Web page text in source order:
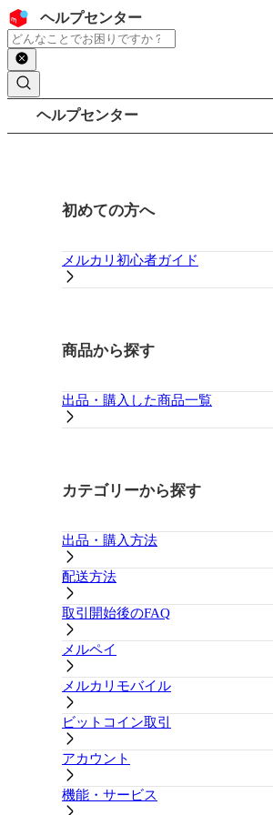
コンテンツにスキップ
ヘッダー
ヘルプセンター
検索
パンくずリスト
ヘルプセンター
サイドバー
初めての方へ
メルカリ初心者ガイド
商品から探す
出品・購入した商品一覧
カテゴリーから探す
出品・購入方法
配送方法
取引開始後のFAQ
メルペイ
メルカリモバイル
ビットコイン取引
アカウント
機能・サービス